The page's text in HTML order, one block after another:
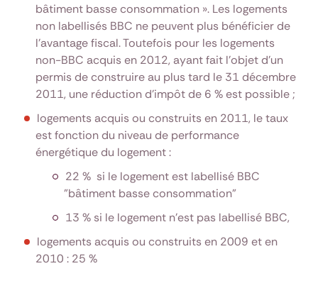
bâtiment basse consommation ». Les logements
non labellisés BBC ne peuvent plus bénéficier de
l’avantage fiscal. Toutefois pour les logements
non-BBC acquis en 2012, ayant fait l’objet d’un
permis de construire au plus tard le 31 décembre
2011, une réduction d’impôt de 6 % est possible ;
logements acquis ou construits en 2011, le taux
est fonction du niveau de performance
énergétique du logement :
22 % si le logement est labellisé BBC
"bâtiment basse consommation"
13 % si le logement n’est pas labellisé BBC,
logements acquis ou construits en 2009 et en
2010 : 25 %